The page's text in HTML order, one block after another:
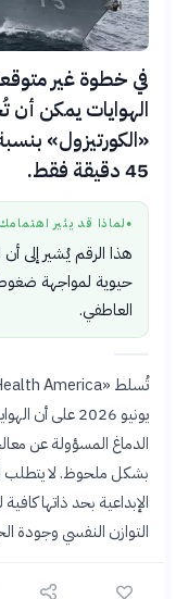
في خطوة غير
الهوايات يمكن
45 دقيقة فقط.
● لماذا قد يثير
هذا الرقم يُشير إلى أن
حيوية لمواجهة ضغوط
العاطفي.
يونيو 2026
الدماغ المسؤولة عن
بشكل ملحوظ. لا يتطلب
الإبداعية بحد ذاتها
التوازن النفسي وجودة